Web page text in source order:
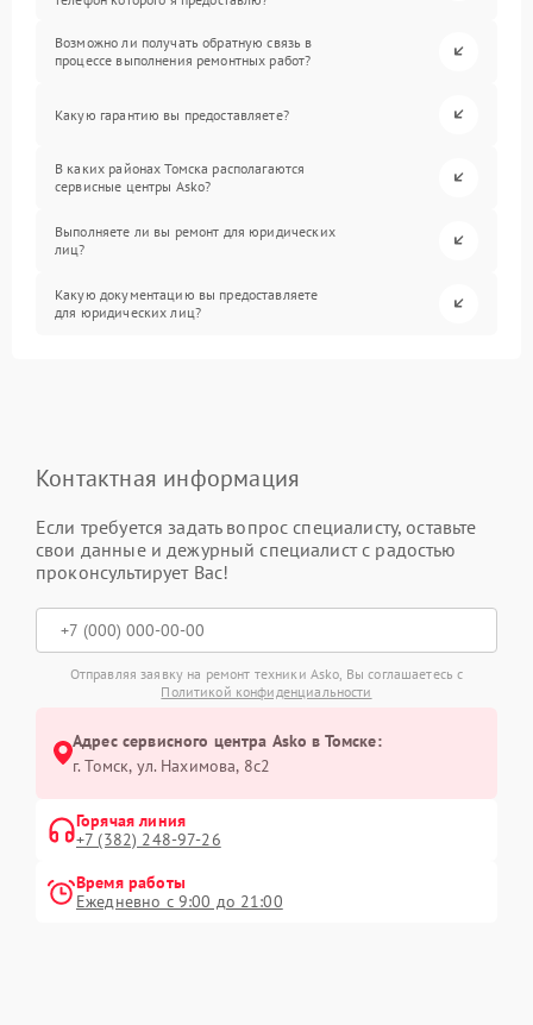
Возможно ли получать обратную связь в
процессе выполнения ремонтных работ?
Какую гарантию вы предоставляете?
В каких районах Томска располагаются
сервисные центры Asko?
Выполняете ли вы ремонт для юридических
лиц?
Какую документацию вы предоставляете
для юридических лиц?
Контактная информация
Если требуется задать вопрос специалисту, оставьте
свои данные и дежурный специалист с радостью
проконсультирует Вас!
Отправляя заявку на ремонт техники Asko, Вы соглашаетесь с
Политикой конфиденциальности
Адрес сервисного центра Asko в Томске:
г. Томск, ул. Нахимова, 8с2
Горячая линия
+7 (382) 248-97-26
Время работы
Ежедневно с 9:00 до 21:00